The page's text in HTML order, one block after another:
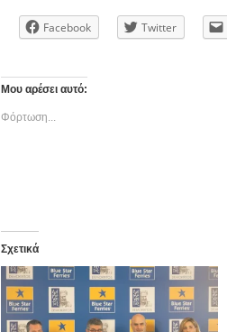
Facebook Twitter
Μου αρέσει αυτό:
Φόρτωση...
Σχετικά